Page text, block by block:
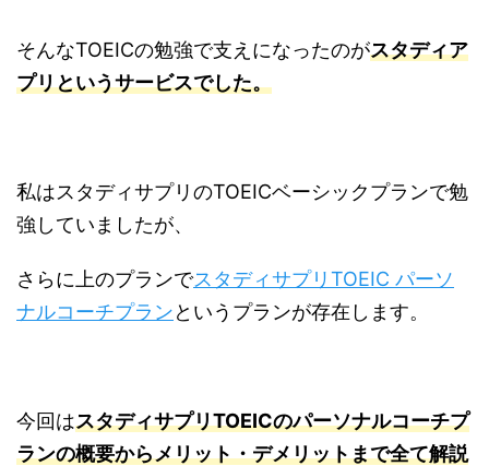
そんなTOEICの勉強で支えになったのがスタディア
プリというサービスでした。
私はスタディサプリのTOEICベーシックプランで勉
強していましたが、
さらに上のプランでスタディサプリTOEIC パーソ
ナルコーチプランというプランが存在します。
今回はスタディサプリTOEICのパーソナルコーチプ
ランの概要からメリット・デメリットまで全て解説